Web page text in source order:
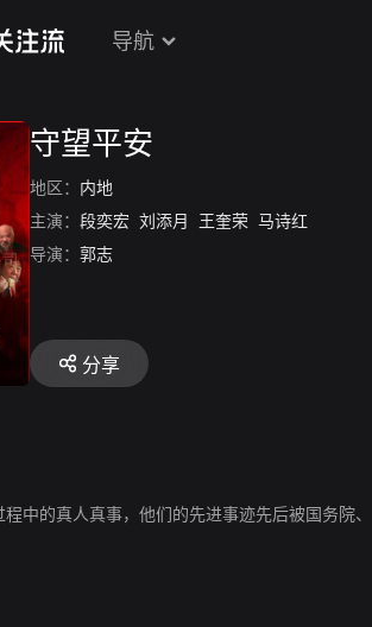
导航
守望平安
地区： 内地
主演： 段奕宏 刘添月 王奎荣 马诗红
导演： 郭志
分享
中的真人真事，他们的先进事迹先后被国务院